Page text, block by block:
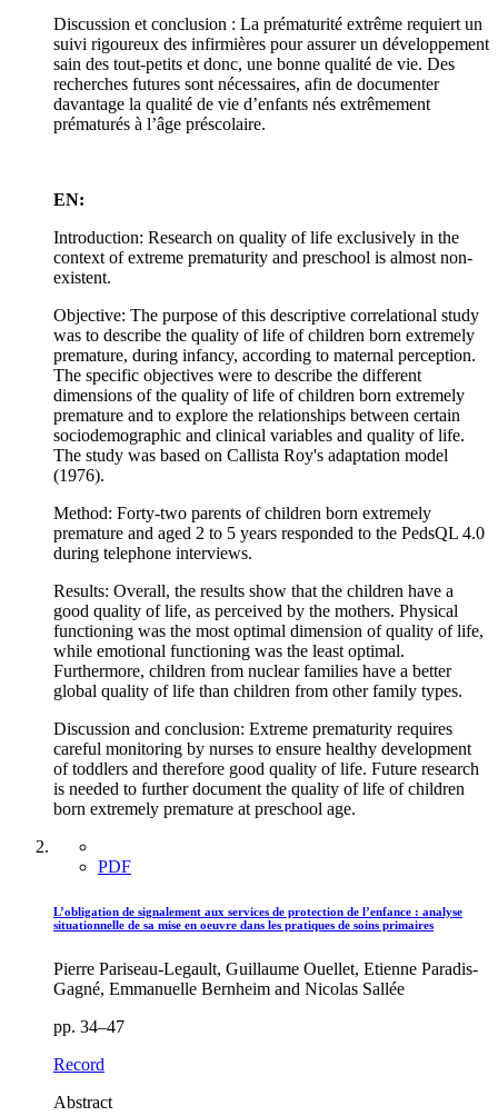
Discussion et conclusion : La prématurité extrême requiert un
suivi rigoureux des infirmières pour assurer un développement
sain des tout-petits et donc, une bonne qualité de vie. Des
recherches futures sont nécessaires, afin de documenter
davantage la qualité de vie d’enfants nés extrêmement
prématurés à l’âge préscolaire.
EN:
Introduction: Research on quality of life exclusively in the
context of extreme prematurity and preschool is almost non-
existent.
Objective: The purpose of this descriptive correlational study
was to describe the quality of life of children born extremely
premature, during infancy, according to maternal perception.
The specific objectives were to describe the different
dimensions of the quality of life of children born extremely
premature and to explore the relationships between certain
sociodemographic and clinical variables and quality of life.
The study was based on Callista Roy's adaptation model
(1976).
Method: Forty-two parents of children born extremely
premature and aged 2 to 5 years responded to the PedsQL 4.0
during telephone interviews.
Results: Overall, the results show that the children have a
good quality of life, as perceived by the mothers. Physical
functioning was the most optimal dimension of quality of life,
while emotional functioning was the least optimal.
Furthermore, children from nuclear families have a better
global quality of life than children from other family types.
Discussion and conclusion: Extreme prematurity requires
careful monitoring by nurses to ensure healthy development
of toddlers and therefore good quality of life. Future research
is needed to further document the quality of life of children
born extremely premature at preschool age.
PDF
L’obligation de signalement aux services de protection de l’enfance : analyse
situationnelle de sa mise en oeuvre dans les pratiques de soins primaires
Pierre Pariseau-Legault, Guillaume Ouellet, Etienne Paradis-
Gagné, Emmanuelle Bernheim and Nicolas Sallée
pp. 34–47
Record
Abstract